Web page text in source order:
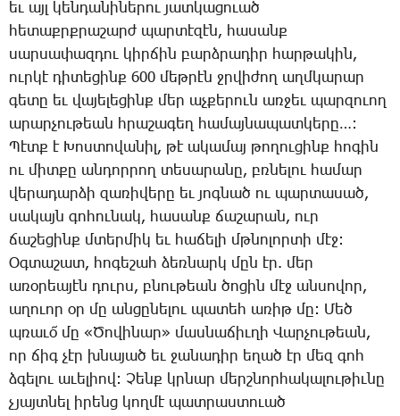
եւ այլ կեն­դա­նի­նե­րու յատ­կա­ցո­ւած
հե­տաքրք­րա­շարժ պար­տէ­զէն, հա­սանք
սար­սա­փազ­դու կիր­ճին բարձ­րա­դիր հար­թա­կին,
ուր­կէ դի­տե­ցինք 600 մեթ­րէն ջրվի­ժող աղմ­կա­րար
գե­տը եւ վա­յե­լե­ցինք մեր աչ­քե­րուն առ­ջեւ պար­զո­ւող
ա­րար­չու­թեան հրա­շա­գեղ հա­մայ­նա­պատ­կե­րը…:
­Պէտք է ­Խոս­տո­վա­նիլ, թէ ա­կա­մայ թո­ղու­ցինք հո­գին
ու միտ­քը ան­դոր­րող տե­սա­րա­նը, բռնե­լու հա­մար
վե­րա­դար­ձի զա­ռի­վե­րը եւ յոգ­նած ու պար­տա­սած,
սա­կայն գո­հու­նակ, հա­սանք ճա­շա­րան, ուր
ճա­շե­ցինք մտեր­միկ եւ հա­ճե­լի մթնո­լոր­տի մէջ:
Օգ­տա­շատ, հո­գե­շահ ձեռ­նարկ մըն էր. մեր
ա­ռօ­րեա­յէն դուրս, բնու­թեան ծո­ցին մէջ ան­սո­վոր,
ա­ղո­ւոր օր մը ան­ցը­նե­լու պա­տեհ ա­ռիթ մը: ­Մեծ
պռա­ւօ՜ մը «­Ծո­վի­նար» մաս­նա­ճիւ­ղի ­Վար­չու­թեան,
որ ճիգ չէր խնա­յած եւ ջա­նա­դիր ե­ղած էր մեզ գոհ
ձգե­լու ա­ւե­լիով: ­Չենք կրնար մերշ­նոր­հա­կա­լու­թիւ­նը
չյայտ­նել ի­րենց կող­մէ պատ­րաս­տո­ւած